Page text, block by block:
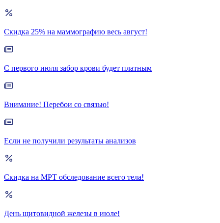
Скидка 25% на маммографию весь август!
С первого июля забор крови будет платным
Внимание! Перебои со связью!
Если не получили результаты анализов
Скидка на МРТ обследование всего тела!
День щитовидной железы в июле!